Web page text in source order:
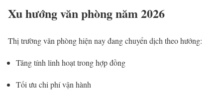
Xu hướng văn phòng năm 2026
Thị trường văn phòng hiện nay đang chuyển dịch theo hướng:
Tăng tính linh hoạt trong hợp đồng
Tối ưu chi phí vận hành